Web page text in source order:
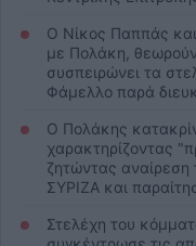
Ο Νίκος Παππάς
με Πολάκη, θεωρούν
συσπειρώνει τα
Φάμελλο παρά
Ο Πολάκης
χαρακτηρίζοντας
ζητώντας
ΣΥΡΙΖΑ και
Στελέχη του